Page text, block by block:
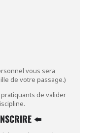
vous sera
de votre passage.)
pratiquants de valider
⬅️